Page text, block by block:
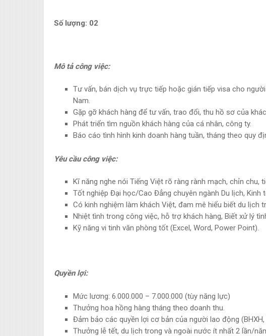
Số lượng: 02
Mô tả công việc:
Tư vấn, bán dịch vụ trực tiếp hoặc gián tiếp visa cho
Nam.
Gặp gỡ khách hàng để tư vấn, trao đổi, thu hồ sơ của
Phát triển tìm nguồn khách hàng của cá nhân, công ty.
Báo cáo tình hình kinh doanh hàng tuần, tháng theo quy
Yêu cầu công việc:
Kĩ năng nghe nói Tiếng Việt rõ ràng rành mạch, chỉn chu,
Tốt nghiệp Đại học/Cao Đẳng chuyên ngành Du lịch, Kinh
Có kinh nghiệm làm khách Việt, đam mê hiểu biết du lịch
Nhiệt tình trong công việc, hỗ trợ khách hàng, Biết xử lý
Kỹ năng vi tinh văn phòng tốt (Excel, Word, Power Point).
Quyền lợi:
Mức lương: 6.000.000 – 7.000.000 (tùy năng lực)
Thưởng hoa hồng hàng tháng theo doanh thu.
Đảm bảo các quyền lợi cơ bản của người lao động (BHXH,
Thưởng lễ tết, du lịch trong và ngoài nước ít nhất 2 lần/